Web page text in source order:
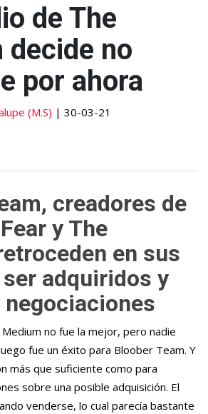
de The
decide no
por ahora
(M.S) | 30-03-21
creadores de
y The
en sus
adquiridos y
negociaciones
no fue la mejor, pero nadie
fue un éxito para Bloober Team. Y
más que suficiente como para
sobre una posible adquisición. El
venderse, lo cual parecía bastante